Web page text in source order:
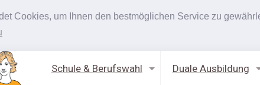
Cookies, um Ihnen den bestmöglichen Service zu
Schule & Berufswahl Duale Ausbildung